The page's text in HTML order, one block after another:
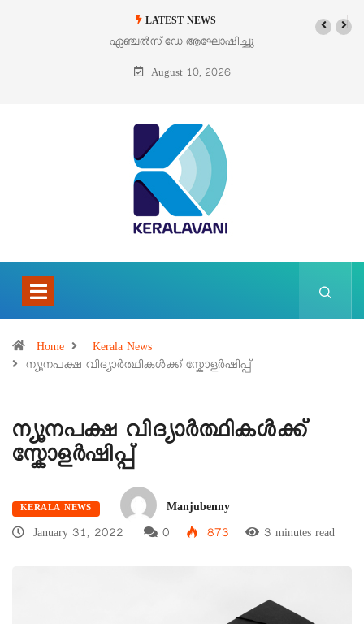
LATEST NEWS
ഡേ ആഘോഷിച്ചു ഓഗസ്റ്റ് 9 – വിശുദ്ധ തെരേസ
ബെനഡിക്ട ഓഫ് ദ ക്രോസ്
August 10, 2026
Home
Kerala News
ന്യൂനപക്ഷ വിദ്യാർത്ഥികൾക്ക് സ്കോളർഷിപ്പ്
ന്യൂനപക്ഷ വിദ്യാർത്ഥികൾക്ക്
സ്കോളർഷിപ്പ്
KERALA NEWS
Manjubenny
January 31, 2022
0 873 3 minutes read